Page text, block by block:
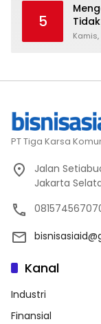
5
Kamis,
PT Tiga Karsa
Jalan
Jakarta
Kanal
Industri
Finansial